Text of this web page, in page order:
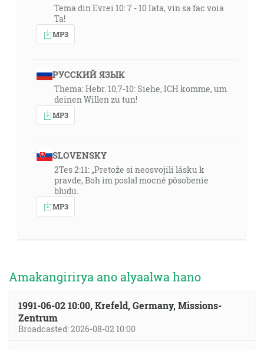
Tema din Evrei 10: 7 - 10 Iata, vin sa fac voia
Ta!
MP3
РУССКИЙ ЯЗЫК
Thema: Hebr. 10,7-10: Siehe, ICH komme, um
deinen Willen zu tun!
MP3
SLOVENSKY
2Tes 2:11: „Pretože si neosvojili lásku k
pravde, Boh im poslal mocné pôsobenie
bludu.
MP3
Amakangirirya ano alyaalwa hano
1991-06-02 10:00, Krefeld, Germany, Missions-
Zentrum
Broadcasted: 2026-08-02 10:00